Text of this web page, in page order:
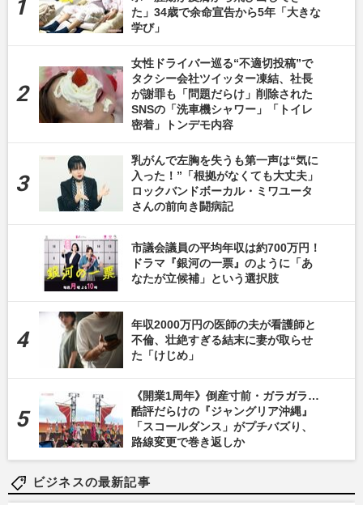
た」34歳で余命宣告から5年「大きな
学び」
女性ドライバー巡る“不適切投稿”で
タクシー会社ツイッター凍結、社長
が謝罪も「問題だらけ」削除された
SNSの「洗車機シャワー」「トイレ
密着」トンデモ内容
乳がんで左胸を失うも第一声は“気に
入った！”「根拠がなくても大丈夫」
ロックバンドボーカル・ミワユータ
さんの前向き闘病記
市議会議員の平均年収は約700万円！
ドラマ『銀河の一票』のように「あ
なたが立候補」という選択肢
年収2000万円の医師の夫が看護師と
不倫、壮絶すぎる結末に妻が取らせ
た「けじめ」
《開業1周年》倒産寸前・ガラガラ…
酷評だらけの『ジャングリア沖縄』
「スコールダンス」がプチバズり、
路線変更で巻き返しか
ビジネスの最新記事